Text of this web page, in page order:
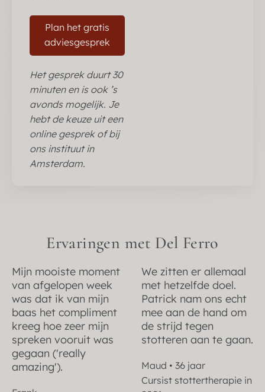
Plan het gratis
adviesgesprek
Het gesprek duurt 30
minuten en is ook ’s
avonds mogelijk. Je
hebt de keuze uit een
online gesprek of bij
ons instituut in
Amsterdam.
Ervaringen met Del Ferro
Mijn mooiste moment
van afgelopen week
was dat ik van mijn
baas het compliment
kreeg hoe zeer mijn
spreken vooruit was
gegaan ('really
amazing').
We zitten er allemaal
met hetzelfde doel.
Patrick nam ons echt
mee aan de hand om
de strijd tegen
stotteren aan te gaan.
Maud • 36 jaar
Cursist stottertherapie in